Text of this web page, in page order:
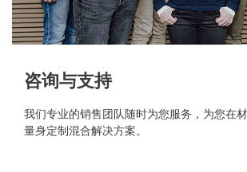
咨询与支持
我们专业的销售团队随时为您服务，为您在
量身定制混合解决方案。